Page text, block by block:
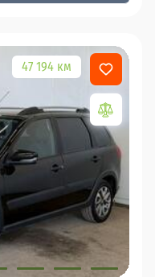
47 194 км